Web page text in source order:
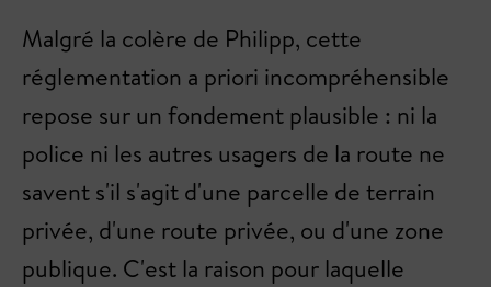
Malgré la colère de Philipp, cette
réglementation a priori incompréhensible
repose sur un fondement plausible : ni la
police ni les autres usagers de la route ne
savent s'il s'agit d'une parcelle de terrain
privée, d'une route privée, ou d'une zone
publique. C'est la raison pour laquelle